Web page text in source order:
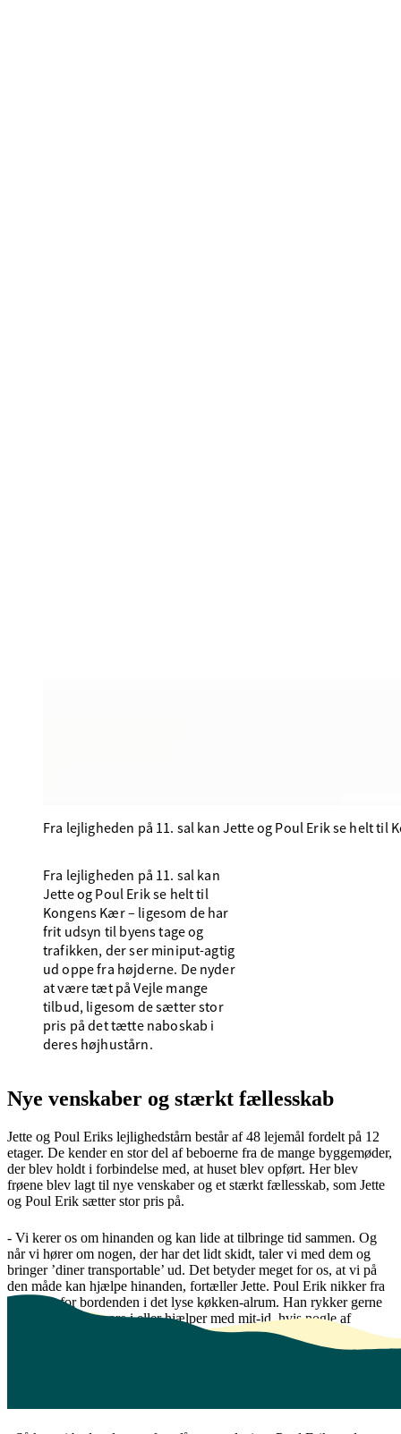
Fra lejligheden på 11. sal kan Jette og Poul Erik se helt
Fra lejligheden på 11. sal kan
Jette og Poul Erik se helt til
Kongens Kær – ligesom de har
frit udsyn til byens tage og
trafikken, der ser miniput-agtig
ud oppe fra højderne. De nyder
at være tæt på Vejle mange
tilbud, ligesom de sætter stor
pris på det tætte naboskab i
deres højhustårn.
Nye venskaber og stærkt fællesskab
Jette og Poul Eriks lejlighedstårn består af 48 lejemål fordelt på 12
etager. De kender en stor del af beboerne fra de mange byggemøder,
der blev holdt i forbindelse med, at huset blev opført. Her blev
frøene blev lagt til nye venskaber og et stærkt fællesskab, som Jette
og Poul Erik sætter stor pris på.
- Vi kerer os om hinanden og kan lide at tilbringe tid sammen. Og
når vi hører om nogen, der har det lidt skidt, taler vi med dem og
bringer ’diner transportable’ ud. Det betyder meget for os, at vi på
den måde kan hjælpe hinanden, fortæller Jette. Poul Erik nikker fra
sin plads for bordenden i det lyse køkken-alrum. Han rykker gerne
ud og skruer en pære i eller hjælper med mit-id, hvis nogle af
naboerne fortæller, at de har svært ved det selv.